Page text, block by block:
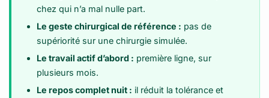
chez qui n’a mal nulle part.
Le geste chirurgical de référence : pas de
supériorité sur une chirurgie simulée.
Le travail actif d’abord : première ligne, sur
plusieurs mois.
Le repos complet nuit : il réduit la tolérance et